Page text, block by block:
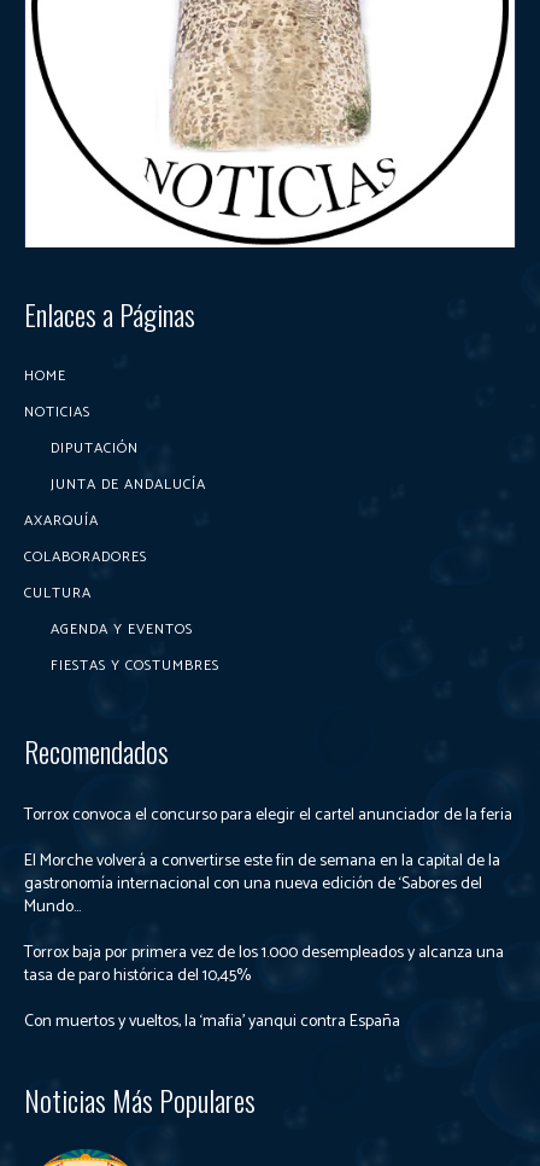
Enlaces a Páginas
HOME
NOTICIAS
DIPUTACIÓN
JUNTA DE ANDALUCÍA
AXARQUÍA
COLABORADORES
CULTURA
AGENDA Y EVENTOS
FIESTAS Y COSTUMBRES
Recomendados
Torrox convoca el concurso para elegir el cartel anunciador de la feria
El Morche volverá a convertirse este fin de semana en la capital de la
gastronomía internacional con una nueva edición de ‘Sabores del
Mundo...
Torrox baja por primera vez de los 1.000 desempleados y alcanza una
tasa de paro histórica del 10,45%
Con muertos y vueltos, la ‘mafia’ yanqui contra España
Noticias Más Populares